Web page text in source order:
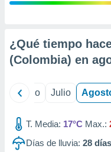
e
mediante
de
¿Qué tiempo
(Colombia) en
Junio Julio
T. Media: 17°C Max.:
Días de lluvia: 28 días